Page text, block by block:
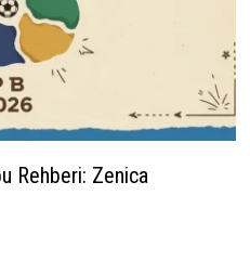
Rehberi: Zenica